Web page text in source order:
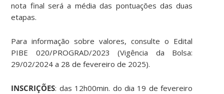
nota final será a média das pontuações das duas
etapas.
Para informação sobre valores, consulte o Edital
PIBE 020/PROGRAD/2023 (Vigência da Bolsa:
29/02/2024 a 28 de fevereiro de 2025).
INSCRIÇÕES: das 12h00min. do dia 19 de fevereiro